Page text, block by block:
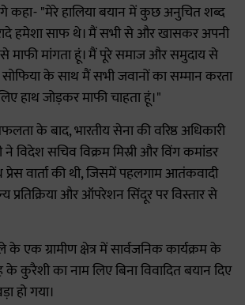
कहा- "मेरे हालिया बयान में कुछ अनुचित शब्द
हमेशा साफ थे। मैं सभी से और खासकर अपनी
माफी मांगता हूं। मैं पूरे समाज और समुदाय से
सोफिया के साथ मैं सभी जवानों का सम्मान करता
हाथ जोड़कर माफी चाहता हूं।"
के बाद, भारतीय सेना की वरिष्ठ अधिकारी
विदेश सचिव विक्रम मिस्री और विंग कमांडर
वार्ता की थी, जिसमें पहलगाम आतंकवादी
प्रतिक्रिया और ऑपरेशन सिंदूर पर विस्तार से
के एक ग्रामीण क्षेत्र में सार्वजनिक कार्यक्रम के
के कुरैशी का नाम लिए बिना विवादित बयान दिए
हो गया।